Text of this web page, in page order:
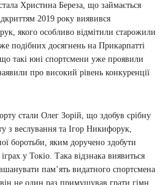
Христина Береза, що займається
2019 року виявився
якого особливо відмітили старожили
подібних досягнень на Прикарпатті
такі юні спортсмени уже проявили
про високий рівень конкуренції
стали Олег Зорій, що здобув срібну
з веслування та Ігор Никифорук,
боротьби, яким доручено здобути
у Токіо. Така відзнака виявиться
пам’ять видатного спортсмена
не один раз примушував грати гімн